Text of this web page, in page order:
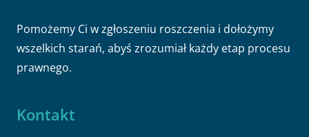
Pomożemy Ci w zgłoszeniu roszczenia i dołożymy
wszelkich starań, abyś zrozumiał każdy etap procesu
prawnego.
Kontakt